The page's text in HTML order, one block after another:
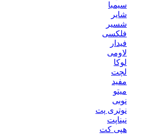
سیمبا
شایر
شسیر
فلکسی
فیدار
لاومی
لوکا
لچت
مفید
میتو
نوبی
نوتری پت
نیناپت
هپی کت